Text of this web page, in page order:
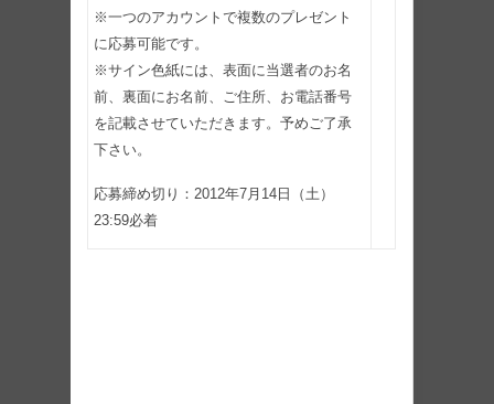
※一つのアカウントで複数のプレゼント
に応募可能です。
※サイン色紙には、表面に当選者のお名
前、裏面にお名前、ご住所、お電話番号
を記載させていただきます。予めご了承
下さい。
応募締め切り：2012年7月14日（土）
23:59必着